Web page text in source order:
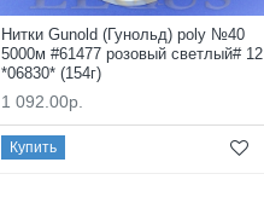
Нитки Gunold (Гунольд) poly №40
5000м #61477 розовый светлый# 12
*06830* (154г)
1 092.00р.
Купить